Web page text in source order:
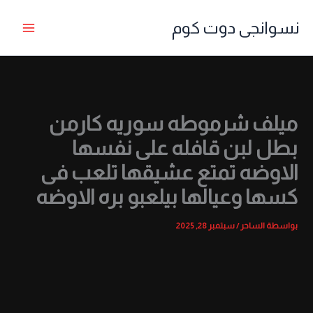
نسوانجى دوت كوم
ميلف شرموطه سوريه كارمن
بطل لبن قافله على نفسها
الاوضه تمتع عشيقها تلعب فى
كسها وعيالها بيلعبو بره الاوضه
بواسطة الساحر/سبتمبر 28, 2025